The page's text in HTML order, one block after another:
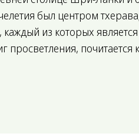
был центром
из которых
просветления,